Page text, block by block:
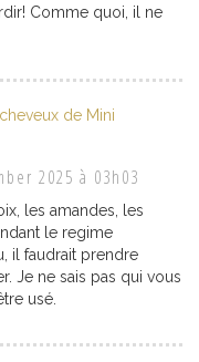
Comme quoi, il ne
de Mini
2025 à 03h03
les amandes, les
le regime
il faudrait prendre
Je ne sais pas qui vous
usé.